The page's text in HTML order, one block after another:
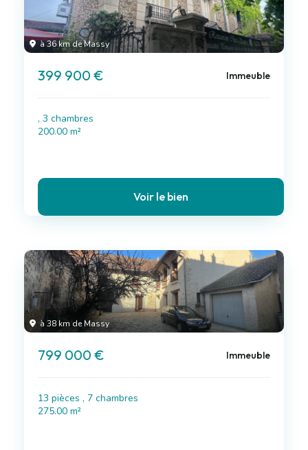
à 36 km de Massy
399 900 € Immeuble
, 3 chambres
200.00 m²
Voir le bien
à 38 km de Massy
799 000 € Immeuble
13 pièces , 7 chambres
275.00 m²